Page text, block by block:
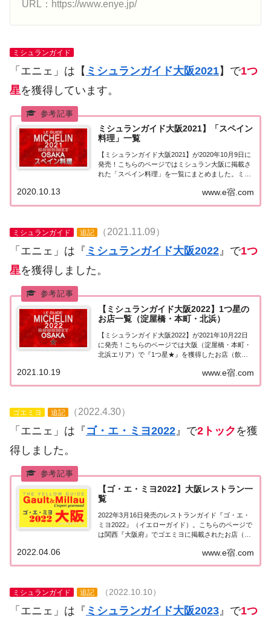
URL：https://www.enye.jp/
ミシュランガイド
「エニェ」は【 ミシュランガイド大阪2021】で1つ
星を獲得しています。
ミシュランガイド大阪2021】「スペイン
料理」一覧
【ミシュランガイド大阪2021】が2020年10月9日に
発売！こちらのページではミシュラン大阪に掲載さ
れた「スペイン料理」を一覧にまとめました。ミシ
ンガイド大阪2021」に掲載されたスペイン料理のお
店は5店（3つ星0店、2つ星0店...
www.e宿.com
2020.10.13
ミシュランガイド 追記 （2021.11.09）
「エニェ」は『 ミシュランガイド大阪2022 』で1つ
星を獲得しました。
【ミシュランガイド大阪2022】1つ星の
お店一覧（淀屋橋・本町・北浜）
【ミシュランガイド大阪2022】が2021年10月22日
に発売！こちらのページでは大阪（淀屋橋・本町・
北浜エリア）で『1つ星★』を獲得したお店（飲食
ンガイド大阪2022『1つ星』ミシュランガイド大阪
2022「淀屋橋・本町・北浜エリア」...
www.e宿.com
2021.10.19
ゴエミヨ 追記 （2022.4.30）
「エニェ」は『 ゴ・エ・ミヨ2022』で2トック を獲
得しました。
【ゴ・エ・ミヨ2022】大阪レストラン一
覧
2022年3月16日発売のレストランガイド『ゴ・エ・
ミヨ2022』（イエローガイド）。こちらのページで
は関西『大阪府』でゴエミヨに掲載されたお店（飲
ゴエミヨ2022『大阪府』関西「大阪エリア」で
「ゴ・エ・ミヨ2022」に掲載されたお店...
www.e宿.com
2022.04.06
ミシュランガイド 追記 （2022.10.10）
「エニェ」は『 ミシュランガイド大阪2023』で1つ